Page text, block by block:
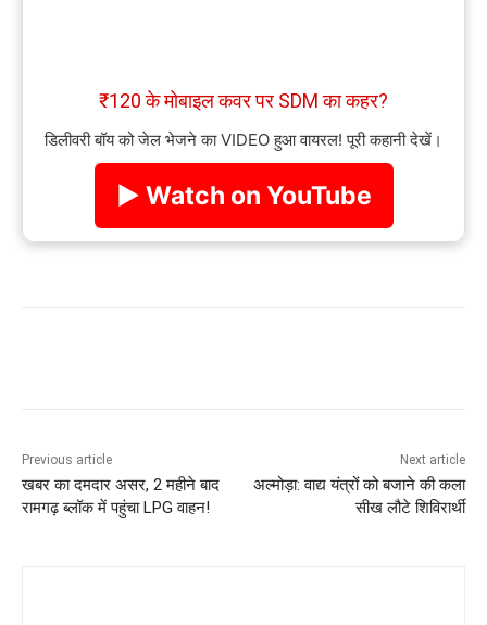
₹120 के मोबाइल कवर पर SDM का कहर?
डिलीवरी बॉय को जेल भेजने का VIDEO हुआ वायरल! पूरी कहानी देखें।
▶ Watch on YouTube
Previous article
खबर का दमदार असर, 2 महीने बाद
रामगढ़ ब्लॉक में पहुंचा LPG वाहन!
Next article
अल्मोड़ा: वाद्य यंत्रों को बजाने की कला
सीख लौटे शिविरार्थी